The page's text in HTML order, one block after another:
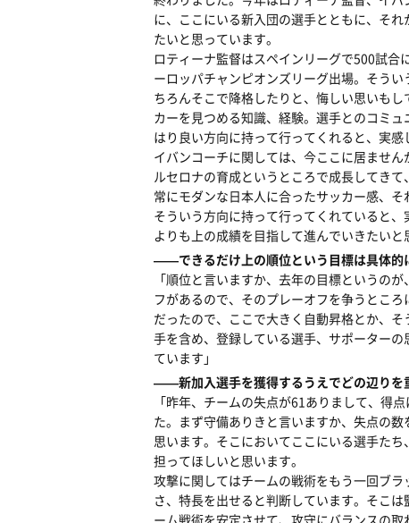
に、ここにいる新入団の選手とともに、そ
たいと思っています。
ロティーナ監督はスペインリーグで500試合
ーロッパチャンピオンズリーグ出場。そう
ちろんそこで降格したりと、悔しい思いも
カーを見つめる知識、経験。選手とのコミ
はり良い方向に持って行ってくれると、実感
イバンコーチに関しては、今ここに居ませ
ルセロナの育成というところで成長してき
常にモダンな日本人に合ったサッカー感、
そういう方向に持って行ってくれていると
よりも上の成績を目指して進んでいきたい
――できるだけ上の順位という目標は具体的
「順位と言いますか、去年の目標というの
フがあるので、そのプレーオフを争うとこ
だったので、ここで大きく自動昇格とか、
手を含め、登録している選手、サポーター
ています」
――新加入選手を獲得するうえでどの辺りを
「昨年、チームの失点が61ありまして、得
た。まず守備ありきと言いますか、失点の
思います。そこにおいてここにいる選手た
担ってほしいと思います。
攻撃に関してはチームの戦術をもう一回ブ
さ、特長を出せると判断しています。そこ
ーム戦術を安定させて、攻守にバランスの